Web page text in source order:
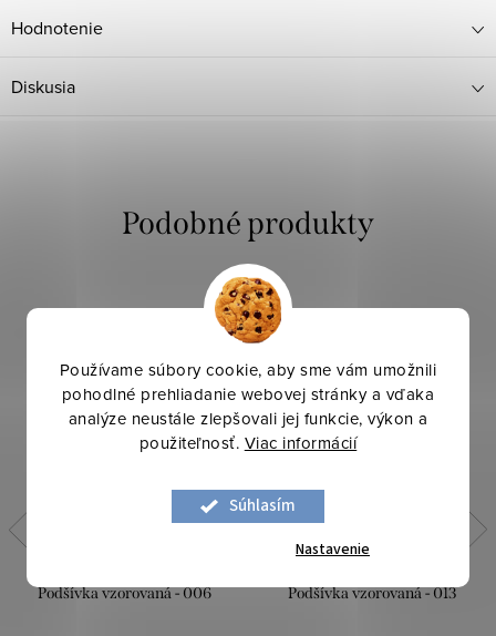
Používame súbory cookie, aby sme vám umožnili
pohodlné prehliadanie webovej stránky a vďaka
analýze neustále zlepšovali jej funkcie, výkon a
použiteľnosť. Viac informácií
Súhlasím
Nastavenie
Hodnotenie
Diskusia
Podšívka vzorovaná - 006 Podšívka vzorovaná - 013